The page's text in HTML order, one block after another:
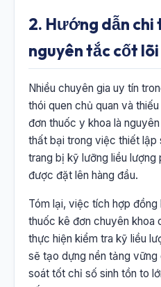
2. Hướng dẫn chi
nguyên tắc cốt lõi
Nhiều chuyên gia uy tín
thói quen chủ quan và
đơn thuốc y khoa là
thất bại trong việc thiết lập
trang bị kỹ lưỡng liều lượng
được đặt lên hàng đầu.
Tóm lại, việc tích hợp
thuốc kê đơn chuyên khoa
thực hiện kiểm tra kỹ liều
sẽ tạo dựng nền tảng
soát tốt chỉ số sinh tồn to